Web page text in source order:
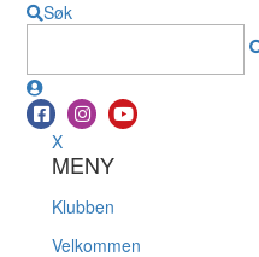
Søk
X
MENY
Klubben
Velkommen